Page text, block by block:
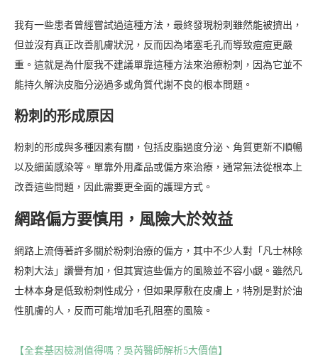
我有一些患者曾經嘗試過這種方法，最終發現粉刺雖然能被擠出，
但並沒有真正改善肌膚狀況，反而因為堵塞毛孔而導致痘痘更嚴
重。這就是為什麼我不建議單靠這種方法來治療粉刺，因為它並不
能持久解決皮脂分泌過多或角質代謝不良的根本問題。
粉刺的形成原因
粉刺的形成與多種因素有關，包括皮脂過度分泌、角質更新不順暢
以及細菌感染等。單靠外用產品或偏方來治療，通常無法從根本上
改善這些問題，因此需要更全面的護理方式。
網路偏方要慎用，風險大於效益
網路上流傳著許多關於粉刺治療的偏方，其中不少人對「凡士林除
粉刺大法」讚譽有加，但其實這些偏方的風險並不容小覷。雖然凡
士林本身是低致粉刺性成分，但如果厚敷在皮膚上，特別是對於油
性肌膚的人，反而可能增加毛孔阻塞的風險。
【全套基因檢測值得嗎？吳芮醫師解析5大價值】